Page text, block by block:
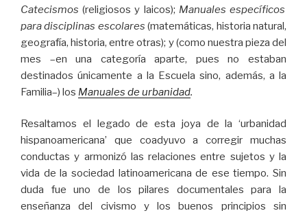
Catecismos (religiosos y laicos); Manuales específicos
para disciplinas escolares (matemáticas, historia natural,
geografía, historia, entre otras); y (como nuestra pieza del
mes –en una categoría aparte, pues no estaban
destinados únicamente a la Escuela sino, además, a la
Familia–) los Manuales de urbanidad.
Resaltamos el legado de esta joya de la ‘urbanidad
hispanoamericana’ que coadyuvo a corregir muchas
conductas y armonizó las relaciones entre sujetos y la
vida de la sociedad latinoamericana de ese tiempo. Sin
duda fue uno de los pilares documentales para la
enseñanza del civismo y los buenos principios sin